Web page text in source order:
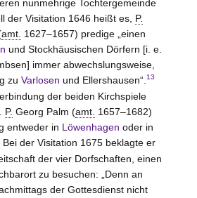
nunmehrige Tochtergemeinde
der Visitation 1646 heißt es, P.
amt. 1627–1657) predige „einen
und Stockhäusischen Dörfern [i. e.
immer abwechslungsweise,
zu Varlosen und Ellershausen“. 13
der beiden Kirchspiele
P. Georg Palm (amt. 1657–1682)
entweder in Löwenhagen oder in
Bei der Visitation 1675 beklagte er
der vier Dorfschaften, einen
zu besuchen: „Denn an
der Gottesdienst nicht